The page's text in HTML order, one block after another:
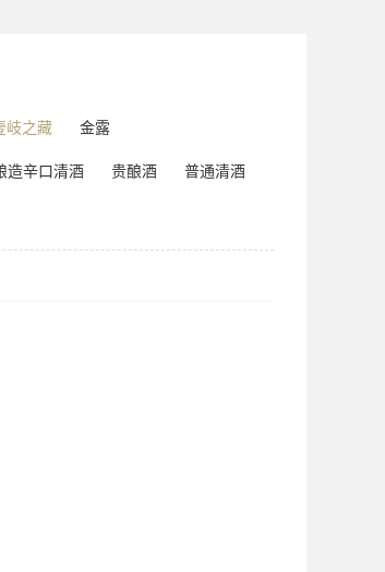
岐之藏 金露
造辛口清酒 贵酿酒 普通清酒